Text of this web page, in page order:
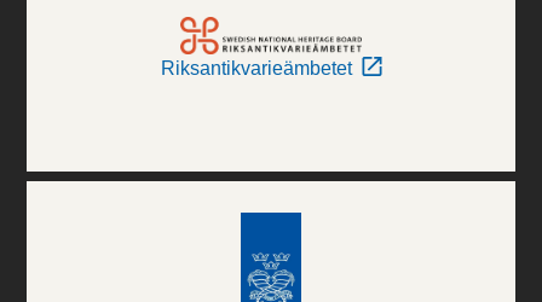
Riksantikvarieämbetet